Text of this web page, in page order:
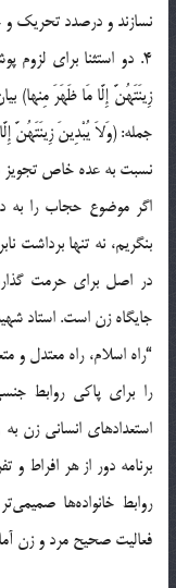
نسازند و درصدد تحریک و
4. دو استثنا برای
زِینَتَهُنَّ إِلَّا مَا ظَهَرَ
جمله: (وَلاَ یُبْدِینَ زِینَتَهُنَّ
نسبت به عده خاص تجویز
اگر موضوع حجاب را به
بنگریم، نه تنها برداشت
در اصل برای حرمت
جایگاه زن است. استاد
“راه اسلام، راه معتدل و
را برای پاکی روابط
استعدادهای انسانی زن
برنامه دور از هر افراط
روابط خانواده‌ها
فعالیت صحیح مرد و زن